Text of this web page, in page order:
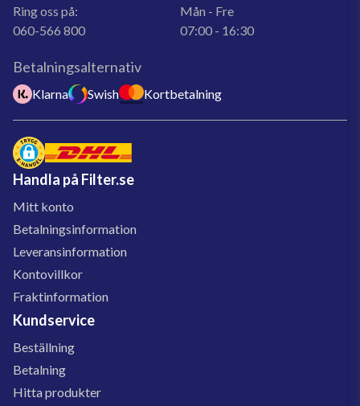
Ring oss på:
060-566 800
Mån - Fre
07:00 - 16:30
Betalningsalternativ
Klarna Swish Kortbetalning
Handla på Filter.se
Mitt konto
Betalningsinformation
Leveransinformation
Kontovillkor
Fraktinformation
Kundservice
Beställning
Betalning
Hitta produkter